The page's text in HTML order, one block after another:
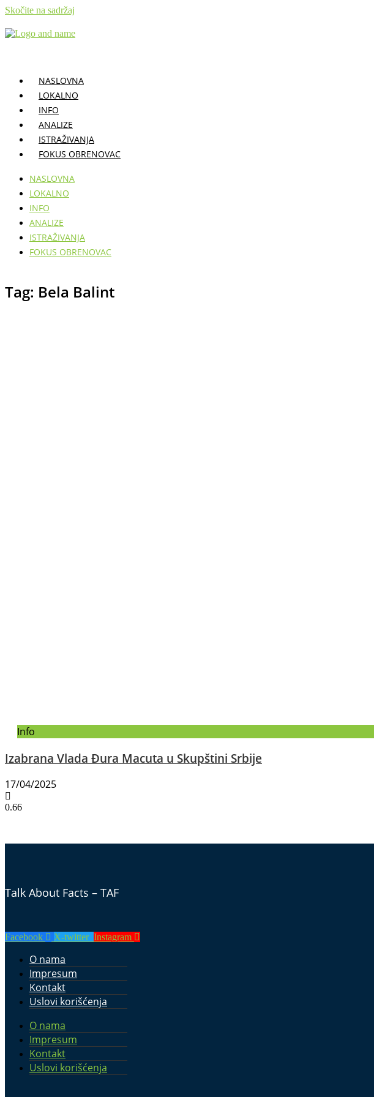
Skočite na sadržaj
NASLOVNA
LOKALNO
INFO
ANALIZE
ISTRAŽIVANJA
FOKUS OBRENOVAC
NASLOVNA
LOKALNO
INFO
ANALIZE
ISTRAŽIVANJA
FOKUS OBRENOVAC
Tag: Bela Balint
Info
Izabrana Vlada Đura Macuta u Skupštini Srbije
17/04/2025
Talk About Facts – TAF
Facebook X-twitter Instagram
O nama
Impresum
Kontakt
Uslovi korišćenja
O nama
Impresum
Kontakt
Uslovi korišćenja